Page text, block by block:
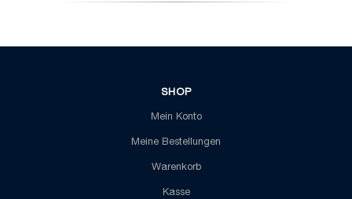
SHOP
Mein Konto
Meine Bestellungen
Warenkorb
Kasse